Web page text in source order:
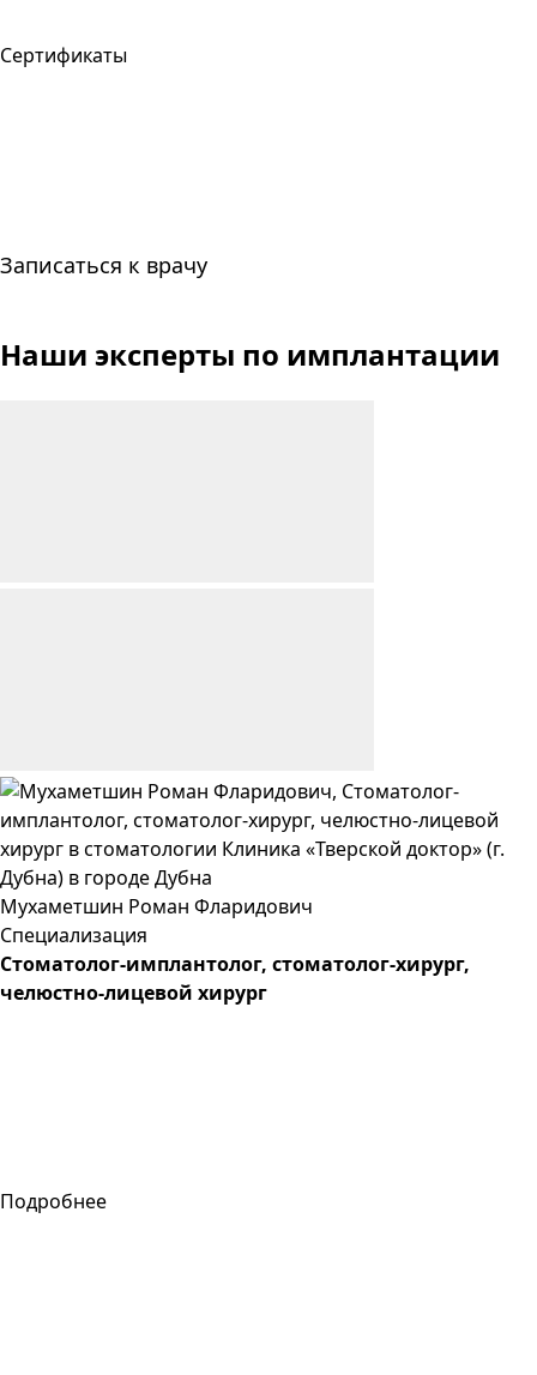
Сертификаты
Записаться к врачу
Наши эксперты по имплантации
Мухаметшин Роман Фларидович
Специализация
Cтоматолог-имплантолог, стоматолог-хирург,
челюстно-лицевой хирург
Подробнее